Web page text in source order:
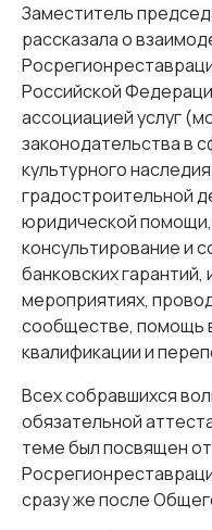
Заместитель
рассказала о
Российской
ассоциацией услуг
законодательства в
культурного
градостроительной
юридической
консультирование и
банковских
мероприятиях,
сообществе, помощь
квалификации и
Всех собравшихся
обязательной
теме был посвящен
сразу же после